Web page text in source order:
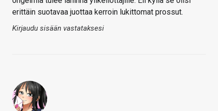
erittäin suotavaa juottaa kerroin lukittomat prossut.
Kirjaudu sisään vastataksesi